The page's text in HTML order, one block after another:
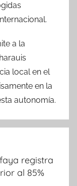
a la
local en el
en la
autonomía.
registra
al 85%